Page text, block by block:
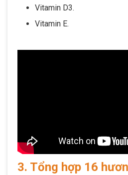
Vitamin D3.
Vitamin E.
3. Tổng hợp 16